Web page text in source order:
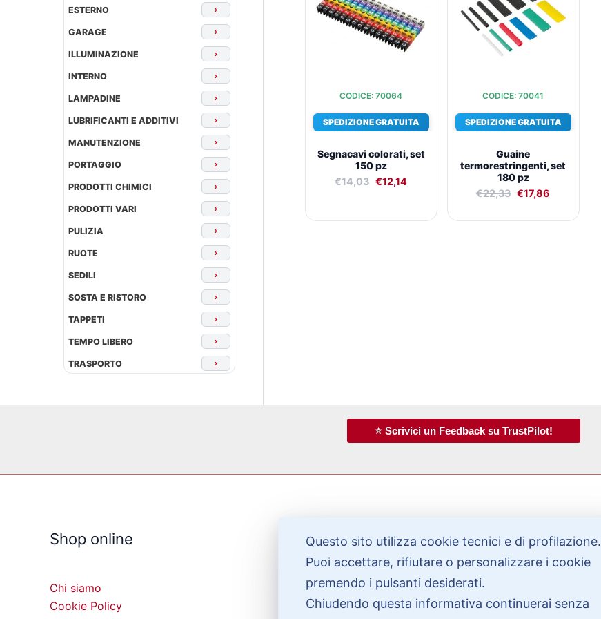
ESTERNO ›
GARAGE ›
ILLUMINAZIONE ›
INTERNO ›
LAMPADINE ›
LUBRIFICANTI E ADDITIVI ›
MANUTENZIONE ›
PORTAGGIO ›
PRODOTTI CHIMICI ›
PRODOTTI VARI ›
PULIZIA ›
RUOTE ›
SEDILI ›
SOSTA E RISTORO ›
TAPPETI ›
TEMPO LIBERO ›
TRASPORTO ›
CODICE: 70064
SPEDIZIONE GRATUITA
Segnacavi colorati, set
150 pz
€14,03
€14,03.
€12,14
CODICE: 70041
SPEDIZIONE GRATUITA
Guaine
termorestringenti, set
180 pz
€22,33
€22,33.
€17,86
€17,86.
⭐ Scrivici un Feedback su TrustPilot!
Shop online
Chi siamo
Cookie Policy
Bisogno di aiuto?
Contattaci
Garanzie
Questo sito utilizza cookie tecnici e di profilazione.
Puoi accettare, rifiutare o personalizzare i cookie
premendo i pulsanti desiderati.
Chiudendo questa informativa continuerai senza